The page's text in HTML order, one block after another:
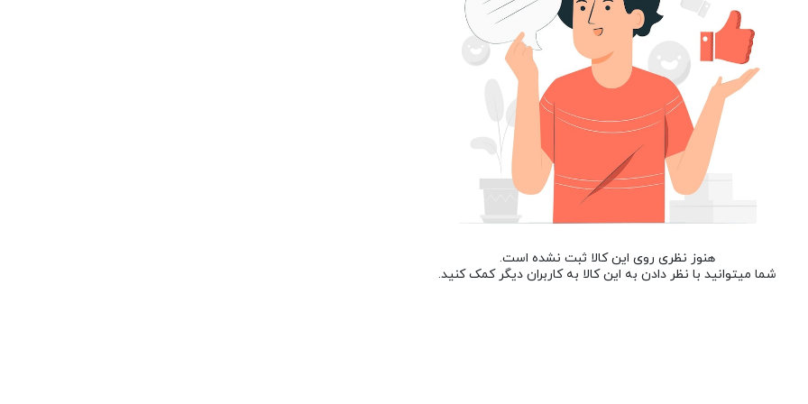
هنوز نظری روی این کالا ثبت نشده است.
شما میتوانید با نظر دادن به این کالا به کاربران دیگر کمک کنید.